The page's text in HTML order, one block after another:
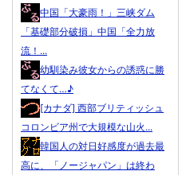
中国「大豪雨！」三峡ダム
「基礎部分破損」中国「全力放
流！...
幼馴染み彼女からの誘惑に勝
てなくて…♪
[カナダ] 西部ブリティッシュ
コロンビア州で大規模な山火...
韓国人の対日好感度が過去最
高に、「ノージャパン」は終わ